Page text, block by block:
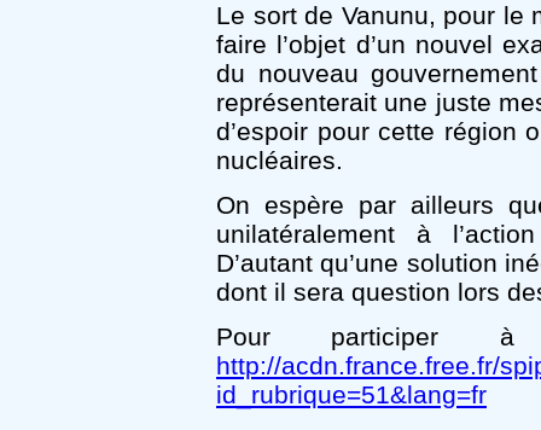
Le sort de Vanunu, pour le
faire l’objet d’un nouvel
du nouveau
représenterait une juste
d’espoir pour cette région
nucléaires.
On espère par ailleurs
unilatéralement à
D’autant qu’une solution
dont il sera question lors
Pour participer
http://acdn.france.free.fr/
id_rubrique=51&lang=fr